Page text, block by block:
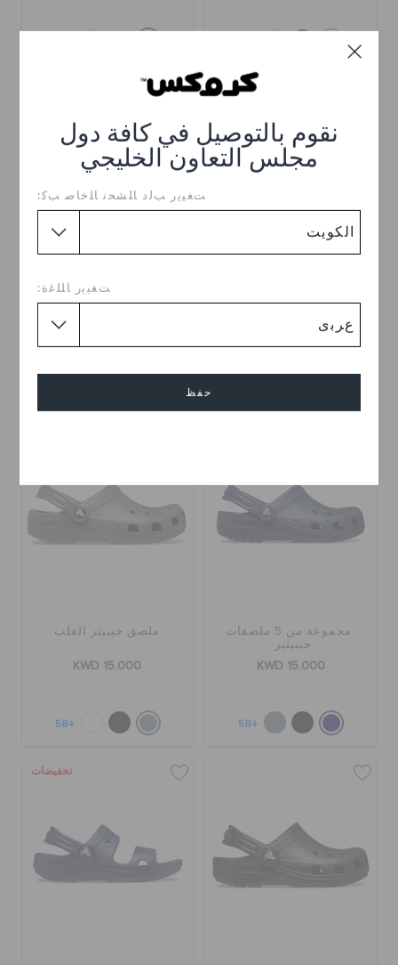
نقوم بالتوصيل في كافة دول
مجلس التعاون الخليجي
ﺖﻐﻴﻳﺭ ﺐﻟﺩ ﺎﻠﺸﺤﻧ ﺎﻠﺧﺎﺻ ﺐﻛ:
ﺖﻐﻴﻳﺭ ﺎﻠﻠﻏﺓ:
حفظ
KWD 19.000
شبشب كلاسيك
مجموعة من 5 ملصقات
جيبيتيز
KWD 15.000
+58
ملصق جيبيتز القلب
KWD 15.000
+58
تخفيضات